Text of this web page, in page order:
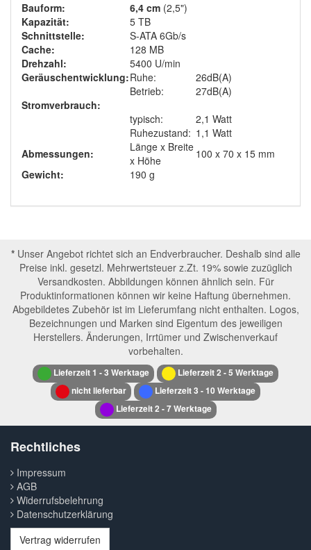
Bauform: 6,4 cm (2,5")
Kapazität:
5 TB
Schnittstelle:
S-ATA 6Gb/s
Cache:
128 MB
Drehzahl:
5400 U/min
Geräuschentwicklung:Ruhe:
26dB(A)
Betrieb:
27dB(A)
Stromverbrauch:
typisch:
2,1 Watt
Ruhezustand: 1,1 Watt
Abmessungen:
Länge x Breite
x Höhe
100 x 70 x 15 mm
Gewicht:
190 g
*Unser Angebot richtet sich an Endverbraucher. Deshalb sind alle
Preise inkl. gesetzl. Mehrwertsteuer z.Zt. 19% sowie zuzüglich
Versandkosten. Abbildungen können ähnlich sein. Für
Produktinformationen können wir keine Haftung übernehmen.
Abgebildetes Zubehör ist im Lieferumfang nicht enthalten. Logos,
Bezeichnungen und Marken sind Eigentum des jeweiligen
Herstellers. Änderungen, Irrtümer und Zwischenverkauf
vorbehalten.
Lieferzeit 1 - 3 Werktage
Lieferzeit 2 - 5 Werktage
nicht lieferbar
Lieferzeit 3 - 10 Werktage
Lieferzeit 2 - 7 Werktage
Rechtliches
Impressum
AGB
Widerrufsbelehrung
Datenschutzerklärung
Vertrag widerrufen